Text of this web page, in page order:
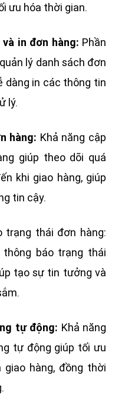
ưu hóa thời gian.
in đơn hàng: Phần
lý danh sách đơn
dàng in các thông tin
lý.
hàng: Khả năng cập
giúp theo dõi quá
khi giao hàng, giúp
tin cậy.
trạng thái đơn hàng:
báo trạng thái
tạo sự tin tưởng và
tự động: Khả năng
tự động giúp tối ưu
hàng, đồng thời